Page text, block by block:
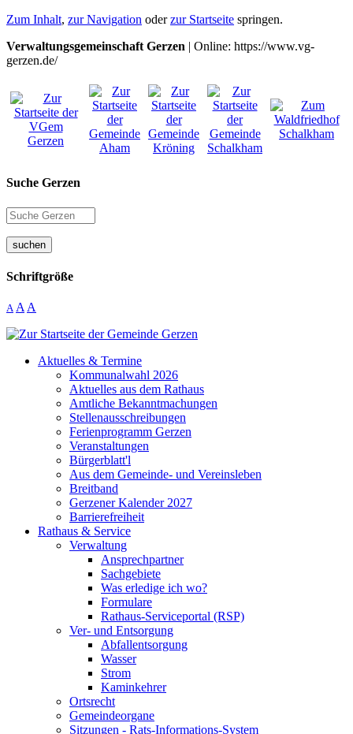
Zum Inhalt, zur Navigation oderzur Startseite springen.
Verwaltungsgemeinschaft Gerzen | Online: https://www.vg-
gerzen.de/
Suche Gerzen
suchen
Schriftgröße
A A A
Aktuelles & Termine
Kommunalwahl 2026
Aktuelles aus dem Rathaus
Amtliche Bekanntmachungen
Stellenausschreibungen
Ferienprogramm Gerzen
Veranstaltungen
Bürgerblatt'l
Aus dem Gemeinde- und Vereinsleben
Breitband
Gerzener Kalender 2027
Barrierefreiheit
Rathaus & Service
Verwaltung
Ansprechpartner
Sachgebiete
Was erledige ich wo?
Formulare
Rathaus-Serviceportal (RSP)
Ver- und Entsorgung
Abfallentsorgung
Wasser
Strom
Kaminkehrer
Ortsrecht
Gemeindeorgane
Sitzungen - Rats-Informations-System